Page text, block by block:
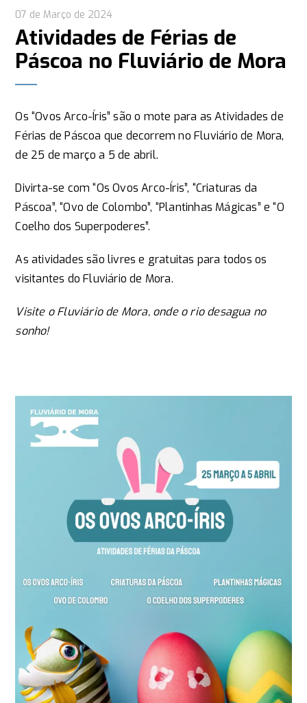
07 de Março de 2024
Atividades de Férias de
Páscoa no Fluviário de Mora
Os “Ovos Arco-Íris” são o mote para as Atividades de
Férias de Páscoa que decorrem no Fluviário de Mora,
de 25 de março a 5 de abril.
Divirta-se com “Os Ovos Arco-Íris”, “Criaturas da
Páscoa”, “Ovo de Colombo”, “Plantinhas Mágicas” e “O
Coelho dos Superpoderes”.
As atividades são livres e gratuitas para todos os
visitantes do Fluviário de Mora.
Visite o Fluviário de Mora, onde o rio desagua no
sonho!